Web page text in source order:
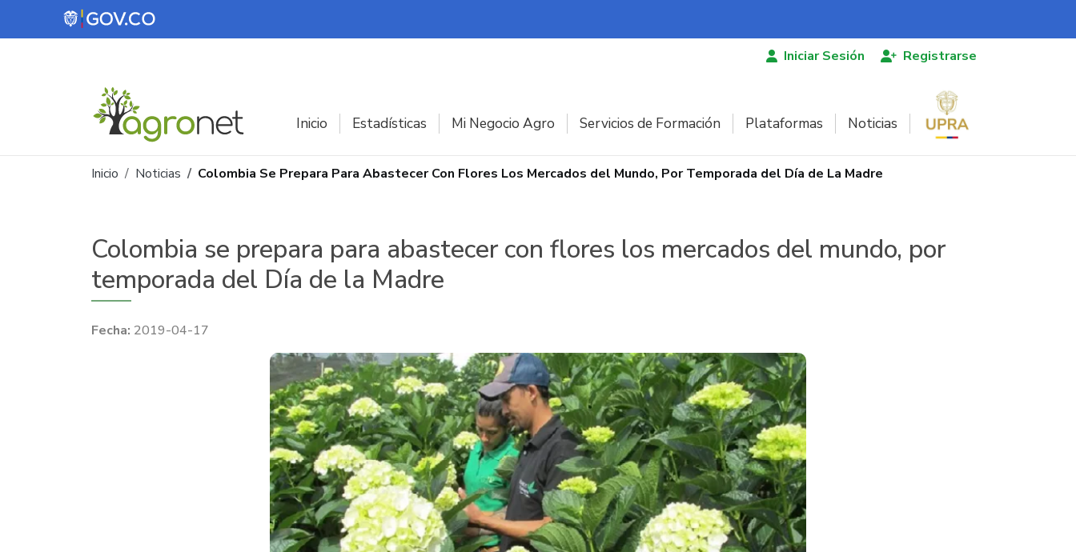
Pasar al contenido principal
Iniciar Sesión Registrarse
Inicio Estadísticas Mi Negocio Agro Servicios de Formación Plataformas Noticias
Ruta de navegación
Inicio Noticias Colombia Se Prepara Para Abastecer Con Flores Los Mercados del Mundo, Por Temporada del Día de La Madre
Colombia se prepara para abastecer con flores los mercados del mundo, por
temporada del Día de la Madre
2019-04-17